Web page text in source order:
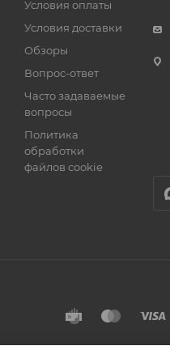
Условия оплаты
Условия доставки
Обзоры
Вопрос-ответ
Часто задаваемые
вопросы
Политика
обработки
файлов cookie